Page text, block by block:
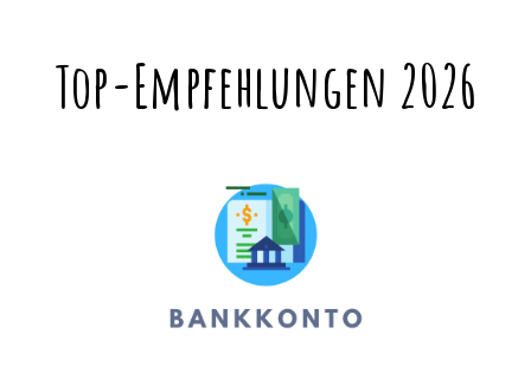
Top-Empfehlungen 2026